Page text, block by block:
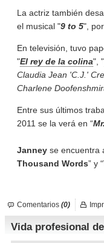
La actriz también
el musical "9 to 5",
En televisión, tuvo
"El rey de la colina", "
Claudia Jean 'C.J.'
Charlene
Entre sus últimos
2011 se la verá en “
Janney se encuentra
Thousand Words” y “
Comentarios (0)
Vida profesional